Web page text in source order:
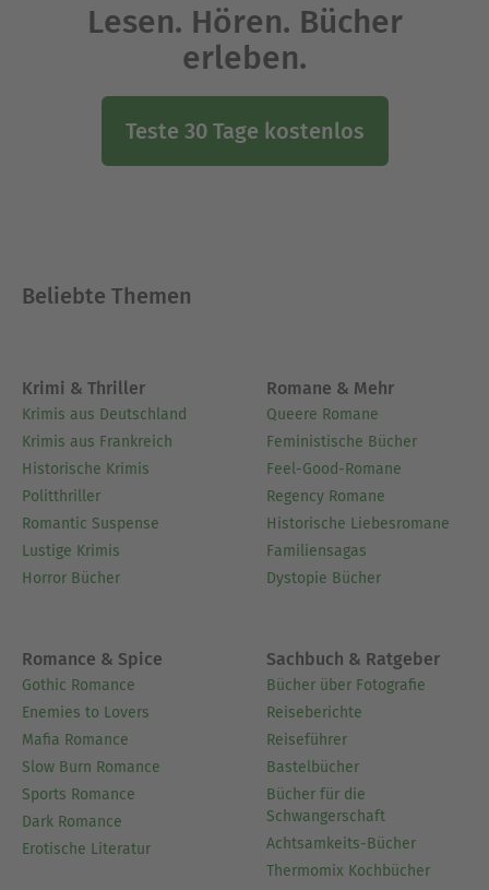
Lesen. Hören. Bücher
erleben.
Teste 30 Tage kostenlos
Beliebte Themen
Krimi & Thriller
Krimis aus Deutschland
Krimis aus Frankreich
Historische Krimis
Politthriller
Romantic Suspense
Lustige Krimis
Horror Bücher
Romane & Mehr
Queere Romane
Feministische Bücher
Feel-Good-Romane
Regency Romane
Historische Liebesromane
Familiensagas
Dystopie Bücher
Romance & Spice
Gothic Romance
Enemies to Lovers
Mafia Romance
Slow Burn Romance
Sports Romance
Dark Romance
Erotische Literatur
Sachbuch & Ratgeber
Bücher über Fotografie
Reiseberichte
Reiseführer
Bastelbücher
Bücher für die
Schwangerschaft
Achtsamkeits-Bücher
Thermomix Kochbücher